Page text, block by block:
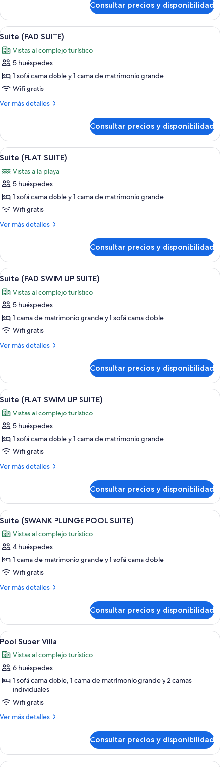
Consultar precios y disponibilidad
Abrir
todas
las
fotos
de
Suite
(PAD
Habitación de hotel moderna con
4
Suite (PAD SUITE)
Vistas al complejo turístico
5 huéspedes
1 sofá cama doble y 1 cama de matrimonio grande
Wifi gratis
Ver más detalles
Más
(PAD
SUITE)
Consultar precios y disponibilidad
Abrir
todas
las
fotos
de
Suite
(FLAT
Una habitación de hotel moderna
6
Suite (FLAT SUITE)
Vistas a la playa
5 huéspedes
1 sofá cama doble y 1 cama de matrimonio grande
Wifi gratis
Ver más detalles
Más
(FLAT
SUITE)
Consultar precios y disponibilidad
Abrir
todas
las
fotos
de
Suite
(PAD
SUITE)
Habitación de hotel moderna con
3
Suite (PAD SWIM UP SUITE)
Vistas al complejo turístico
5 huéspedes
1 cama de matrimonio grande y 1 sofá cama doble
Wifi gratis
Ver más detalles
Más
(PAD
SWIM
UP
Consultar precios y disponibilidad
Abrir
todas
las
fotos
de
Suite
(FLAT
SUITE)
Habitación de hotel moderna con
6
Suite (FLAT SWIM UP SUITE)
Vistas al complejo turístico
5 huéspedes
1 sofá cama doble y 1 cama de matrimonio grande
Wifi gratis
Ver más detalles
Más
(FLAT
SWIM
UP
Consultar precios y disponibilidad
Abrir
todas
las
fotos
de
Suite
(SWANK
SUITE)
Un interior moderno con piscina,
6
Suite (SWANK PLUNGE POOL SUITE)
Vistas al complejo turístico
4 huéspedes
1 cama de matrimonio grande y 1 sofá cama doble
Wifi gratis
Ver más detalles
Más
(SWANK
PLUNGE
POOL
Consultar precios y disponibilidad
Abrir
todas
las
fotos
de
Pool
Super
Villa
Un edificio moderno con fachada
6
Pool Super Villa
Vistas al complejo turístico
6 huéspedes
1 sofá cama doble, 1 cama de matrimonio grande y 2 camas
individuales
Wifi gratis
Ver más detalles
Más
Super
Villa
Consultar precios y disponibilidad
Una cama bien hecha con un